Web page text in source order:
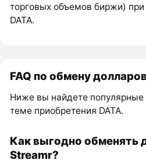
торговых объемов биржи)
DATA.
FAQ по обмену
Ниже вы найдете популярные
теме приобретения DATA.
Как выгодно обменять
Streamr?